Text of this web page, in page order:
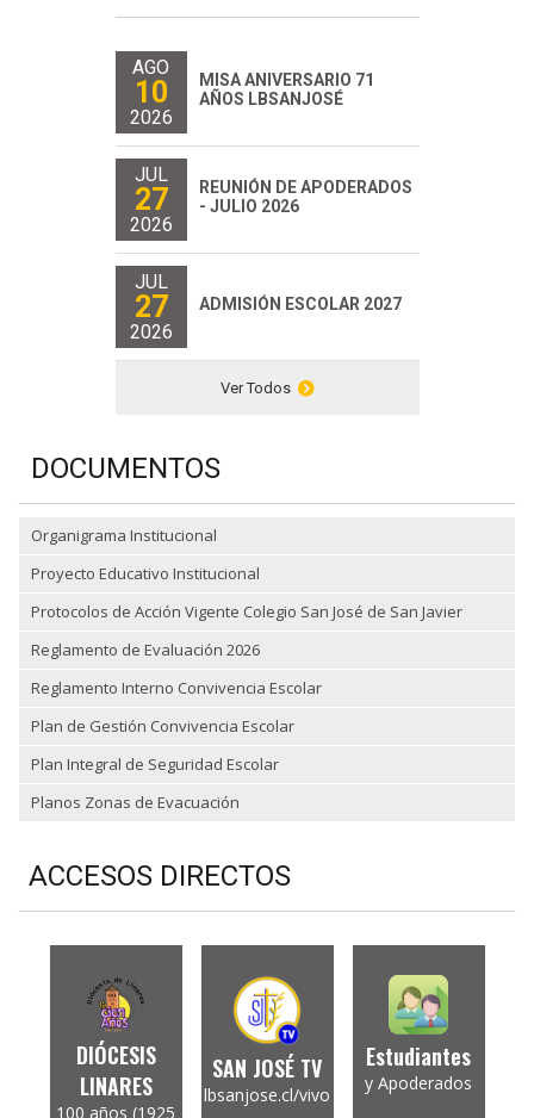
AGO
10
2026
MISA ANIVERSARIO 71
AÑOS LBSANJOSÉ
JUL
27
2026
REUNIÓN DE APODERADOS
- JULIO 2026
JUL
27
2026
ADMISIÓN ESCOLAR 2027
Ver Todos
DOCUMENTOS
Organigrama Institucional
Proyecto Educativo Institucional
Protocolos de Acción Vigente Colegio San José de San Javier
Reglamento de Evaluación 2026
Reglamento Interno Convivencia Escolar
Plan de Gestión Convivencia Escolar
Plan Integral de Seguridad Escolar
Planos Zonas de Evacuación
ACCESOS DIRECTOS
DIÓCESIS
LINARES
100 años (1925
SAN JOSÉ TV
lbsanjose.cl/vivo
Estudiantes
y Apoderados